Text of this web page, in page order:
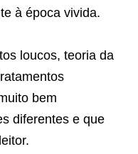
à época vivida.
loucos, teoria da
bem
diferentes e que